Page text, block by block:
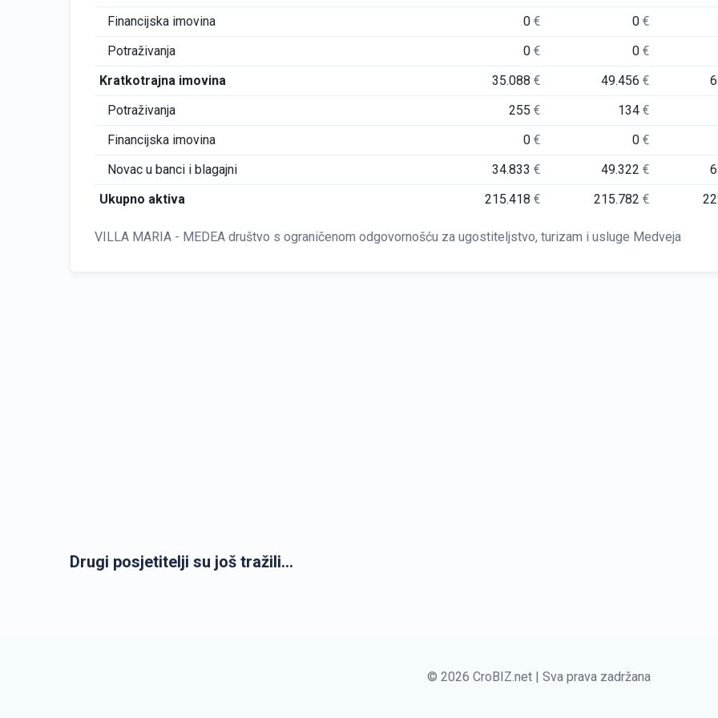
Financijska imovina 0€ 0€
Potraživanja
0€ 0€
Kratkotrajna imovina
35.088€ 49.456€
Potraživanja
255€ 134€
Financijska imovina
0€ 0€
Novac u banci i blagajni
34.833€ 49.322€
Ukupno aktiva
215.418€ 215.782€
VILLA MARIA - MEDEA društvo s ograničenom odgovornošću za ugostiteljstvo, turizam i usluge Medveja
Drugi posjetitelji su još tražili...
© 2026 CroBIZ.net | Sva prava zadržana